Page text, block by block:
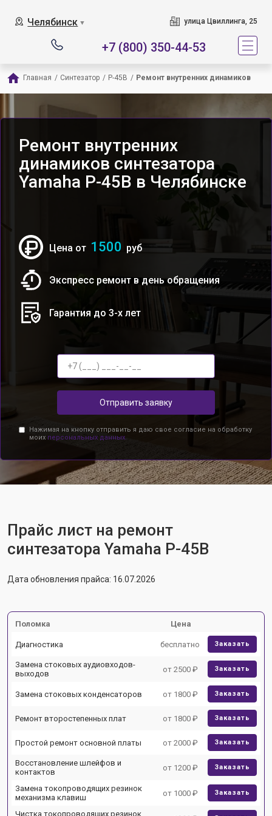
Челябинск ▼ улица Цвиллинга, 25
+7 (800) 350-44-53
Главная / Синтезатор / P-45B / Ремонт внутренних динамиков
Ремонт внутренних
динамиков синтезатора
Yamaha P-45B в Челябинске
Цена от 1500 руб
Экспресс ремонт в день обращения
Гарантия до 3-х лет
Отправить заявку
Нажимая на кнопку отправить я даю свое согласие на обработку
моих персональных данных.
Прайс лист на ремонт
синтезатора Yamaha P-45B
Дата обновления прайса: 16.07.2026
Поломка Цена
Диагностика бесплатно Заказать
Замена стоковых аудиовходов-
выходов
от 2500 ₽ Заказать
Замена стоковых конденсаторов от 1800 ₽ Заказать
Ремонт второстепенных плат от 1800 ₽ Заказать
Простой ремонт основной платы от 2000 ₽ Заказать
Восстановление шлейфов и
контактов
от 1200 ₽ Заказать
Замена токопроводящих резинок
механизма клавиш
от 1000 ₽ Заказать
Чистка токопроводящих резинок